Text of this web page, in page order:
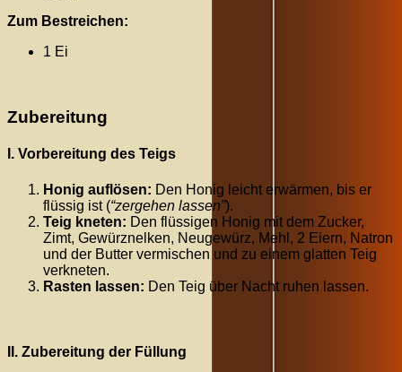
Zum Bestreichen:
1 Ei
Zubereitung
I. Vorbereitung des Teigs
Honig auflösen: Den Honig leicht erwärmen, bis er
flüssig ist (“zergehen lassen”).
Teig kneten: Den flüssigen Honig mit dem Zucker,
Zimt, Gewürznelken, Neugewürz, Mehl, 2 Eiern, Natron
und der Butter vermischen und zu einem glatten Teig
verkneten.
Rasten lassen: Den Teig über Nacht ruhen lassen.
II. Zubereitung der Füllung